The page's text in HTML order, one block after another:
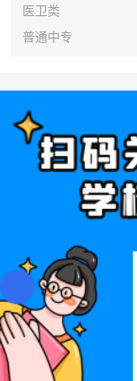
医卫类
普通中专